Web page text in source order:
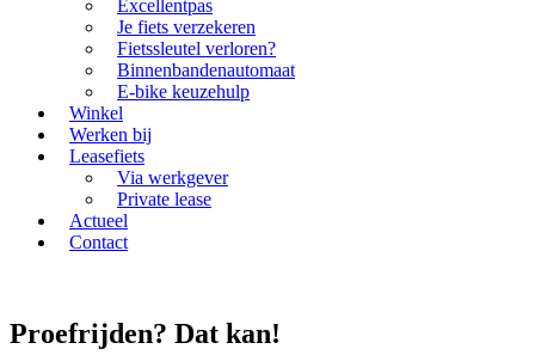
Excellentpas
Je fiets verzekeren
Fietssleutel verloren?
Binnenbandenautomaat
E-bike keuzehulp
Winkel
Werken bij
Leasefiets
Via werkgever
Private lease
Actueel
Contact
Proefrijden? Dat kan!